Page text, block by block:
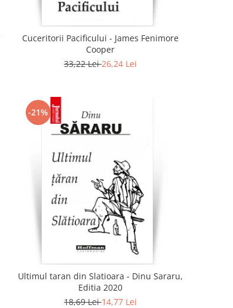
Cuceritorii Pacificului - James Fenimore
Cooper
33,22 Lei26,24 Lei
-21%
Ultimul taran din Slatioara - Dinu Sararu,
Editia 2020
18,69 Lei14,77 Lei